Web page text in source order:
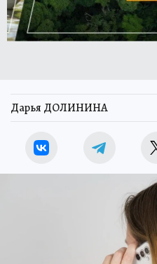
Дарья ДОЛИНИНА